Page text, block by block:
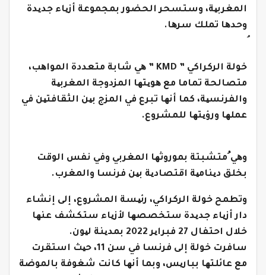
المغربیة، وستسحر الحضور بمجموعة أزیاء جدیدة
وحدھا تملك سرھا.
خولة الركراكي ” KMD ” ھي شابة متعددة المواھب،
متصالحة تماما مع ھویتھا المزدوجة المغربیة
والفرنسیة، كما أنھا تبرع في المزج بین الثقافتین في
عملھا ورؤیتھا للمشروع.
وھي ُمتشبتة بموروثھا المغربي وفي نفس الوقت
بخلق دینامیة اقتصادیة بین فرنسا والمغرب.
وتطمح خولة الركراكي، رئیسة المشروع، إلى إنشاء
دار أزیاء جدیدة ستخصصھا لأزیاء ستكشف عنھا
خلال احتفال 27 فبرایر 2022 بمدینة لیون.
سافرت خولة إلى فرنسا في سن 11، حیث استقرت
مع عائلتھا بباریس، وبما أنھا كانت شغوفة بالموضة